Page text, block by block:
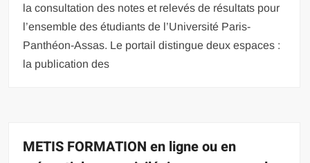
la consultation des notes et relevés de résultats pour
l’ensemble des étudiants de l’Université Paris-
Panthéon-Assas. Le portail distingue deux espaces :
la publication des
METIS FORMATION en ligne ou en